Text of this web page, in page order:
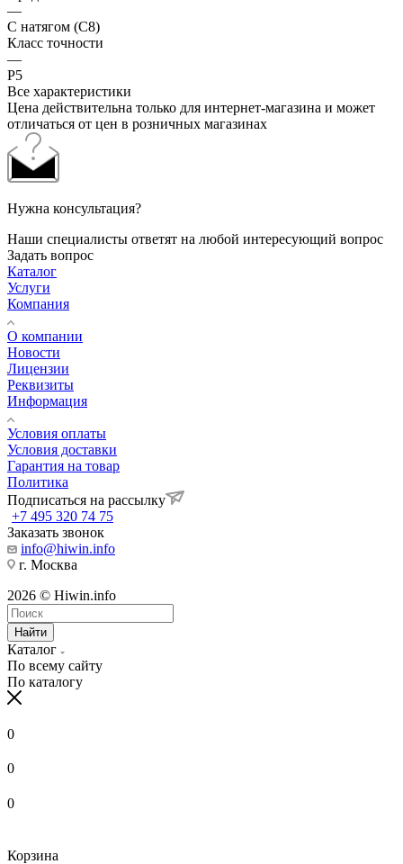
—
С натягом (C8)
Класс точности
—
P5
Все характеристики
Цена действительна только для интернет-магазина и может
отличаться от цен в розничных магазинах
Нужна консультация?
Наши специалисты ответят на любой интересующий вопрос
Задать вопрос
Каталог
Услуги
Компания
О компании
Новости
Лицензии
Реквизиты
Информация
Условия оплаты
Условия доставки
Гарантия на товар
Политика
Подписаться на рассылку
+7 495 320 74 75
Заказать звонок
info@hiwin.info
г. Москва
2026 © Hiwin.info
Найти
Каталог
По всему сайту
По каталогу
0
0
0
Корзина